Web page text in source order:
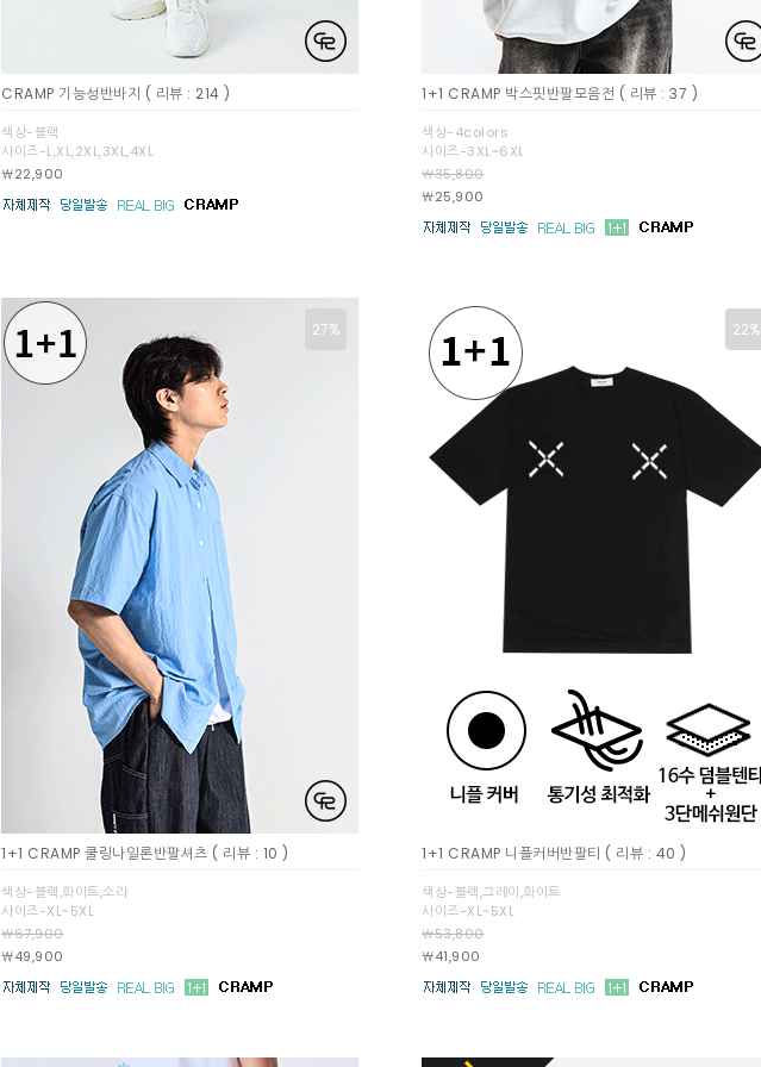
CRAMP 기능성반바지 ( 리뷰 : 214 )
색상-블랙
사이즈-L,XL,2XL,3XL,4XL
￦22,900
1+1 CRAMP 박스핏반팔모음전 ( 리뷰 : 37 )
색상-4colors
사이즈-3XL~6XL
￦35,800
￦25,900
1+1 CRAMP 쿨링나일론반팔셔츠 ( 리뷰 : 10 )
색상-블랙,화이트,소라
사이즈-XL~5XL
27%
￦67,900
￦49,900
1+1 CRAMP 니플커버반팔티 ( 리뷰 : 40 )
색상-블랙,그레이,화이트
사이즈-XL~5XL
22%
￦53,800
￦41,900